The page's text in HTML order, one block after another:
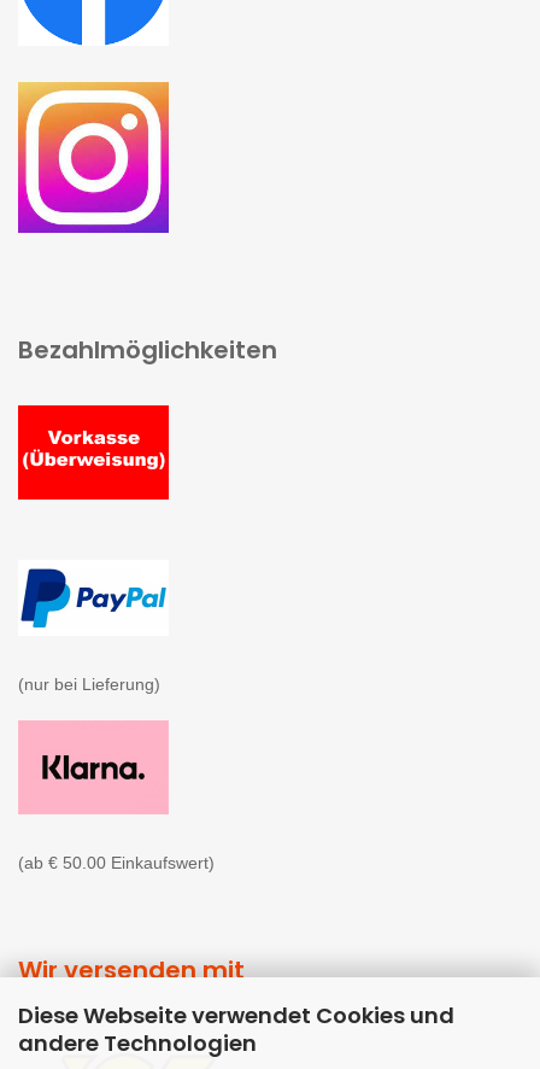
Diese Webseite verwendet Cookies und
andere Technologien
Bezahlmöglichkeiten
(nur bei Lieferung)
(ab € 50.00 Einkaufswert)
Wir versenden mit